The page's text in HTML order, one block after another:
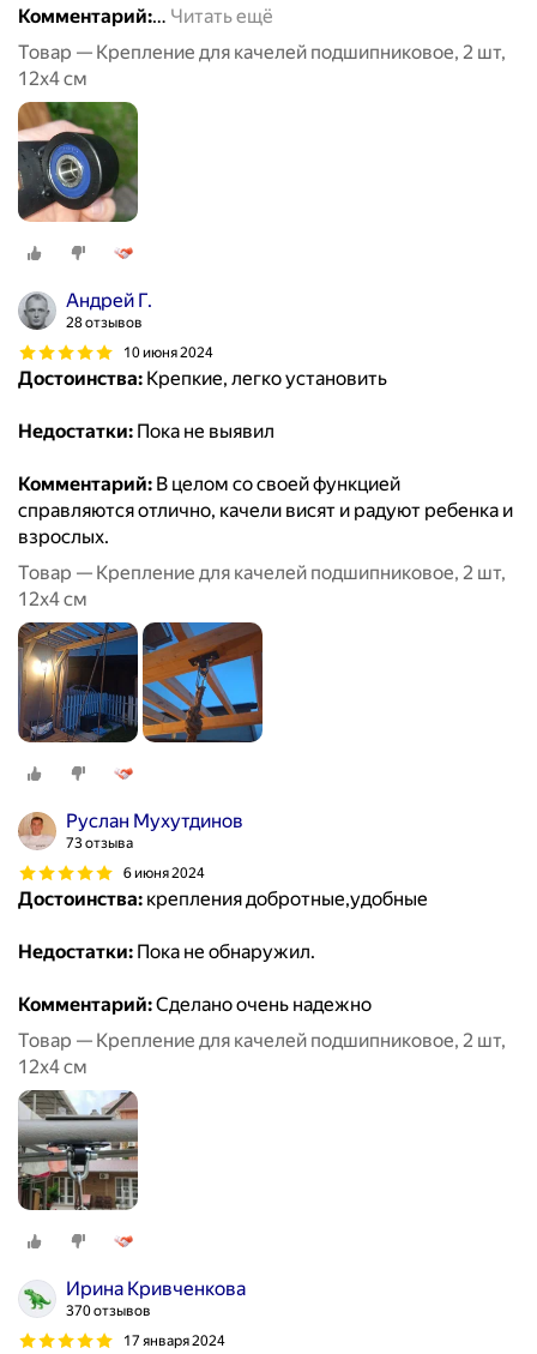
Комментарий:… Читать ещё
Товар — Крепление для качелей подшипниковое, 2 шт,
12х4 см
Андрей Г.
28 отзывов
10 июня 2024
Достоинства: Крепкие, легко установить
Недостатки: Пока не выявил
Комментарий: В целом со своей функцией
справляются отлично, качели висят и радуют ребенка и
взрослых.
Товар — Крепление для качелей подшипниковое, 2 шт,
12х4 см
Руслан Мухутдинов
73 отзыва
6 июня 2024
Достоинства: крепления добротные,удобные
Недостатки: Пока не обнаружил.
Комментарий:Сделано очень надежно
Товар — Крепление для качелей подшипниковое, 2 шт,
12х4 см
Ирина Кривченкова
370 отзывов
17 января 2024